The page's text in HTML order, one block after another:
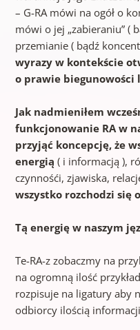
– G-RA mówi na ogół o
mówi o jej „zabieraniu” (
przemianie ( bądź
wyrazy w kontekście
o prawie
Jak nadmieniłem
funkcjonowanie RA w
przyjąć koncepcję, że
energią ( i informacją ),
czynnośći, zjawiska,
wszystko rozchodzi się
Tą energię w naszym
Te-RA-z zobaczmy na
na ogromną ilość
rozpisuje na ligatury aby
odbiorcy ilością